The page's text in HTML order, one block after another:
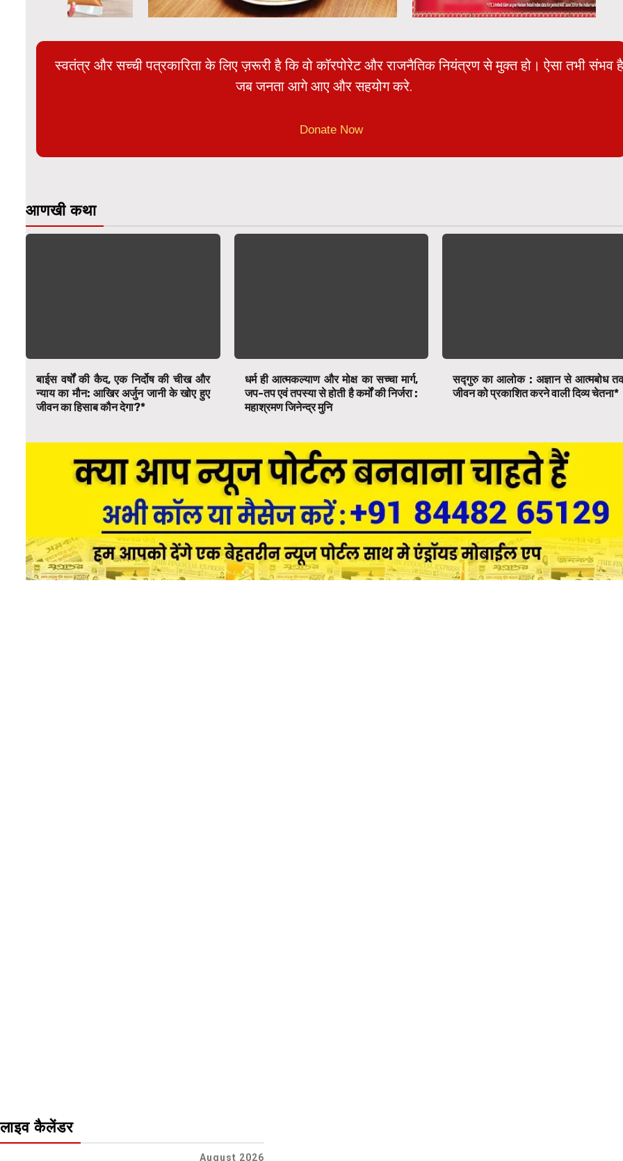
स्वतंत्र और सच्ची पत्रकारिता के लिए ज़रूरी है कि वो कॉरपोरेट और राजनैतिक नियंत्रण से मुक्त हो। ऐसा तभी संभव है
जब जनता आगे आए और सहयोग करे.
Donate Now
आणखी कथा
बाईस वर्षों की कैद, एक निर्दोष की चीख और
न्याय का मौन: आखिर अर्जुन जानी के खोए हुए
जीवन का हिसाब कौन देगा?*
धर्म ही आत्मकल्याण और मोक्ष का सच्चा मार्ग,
जप-तप एवं तपस्या से होती है कर्मों की निर्जरा :
महाश्रमण जिनेन्द्र मुनि
सद्गुरु का आलोक : अज्ञान से आत्मबोध
जीवन को प्रकाशित करने वाली दिव्य चेतना*
लाइव कैलेंडर
August 2026